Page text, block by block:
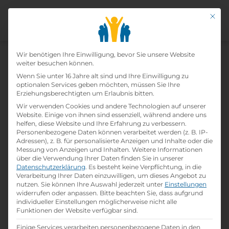
Home»Lehrbetriebe»Salamander Austria
GmbH
Salamander Austria Gmbh
printLehrstelle ausdrucken
Detailinformationen
folderBranche:
Handel / Logistik / Verkauf
infoGründungsjahr
1904
Mit
Datenschutz-
Wir benötigen Ihre Einwilligung, bevor Sie unsere Website
weiter besuchen können.
Wenn Sie unter 16 Jahre alt sind und Ihre Einwilligung zu
optionalen Services geben möchten, müssen Sie Ihre
Erziehungsberechtigten um Erlaubnis bitten.
Wir verwenden Cookies und andere Technologien auf unserer
Website. Einige von ihnen sind essenziell, während andere uns
helfen, diese Website und Ihre Erfahrung zu verbessern.
Personenbezogene Daten können verarbeitet werden (z. B. IP-
Adressen), z. B. für personalisierte Anzeigen und Inhalte oder die
Messung von Anzeigen und Inhalten. Weitere Informationen
über die Verwendung Ihrer Daten finden Sie in unserer
Datenschutzerklärung. Es besteht keine Verpflichtung, in die
Verarbeitung Ihrer Daten einzuwilligen, um dieses Angebot zu
nutzen. Sie können Ihre Auswahl jederzeit unter Einstellungen
widerrufen oder anpassen. Bitte beachten Sie, dass aufgrund
individueller Einstellungen möglicherweise nicht alle
Funktionen der Website verfügbar sind.
Einige Services verarbeiten personenbezogene Daten in den